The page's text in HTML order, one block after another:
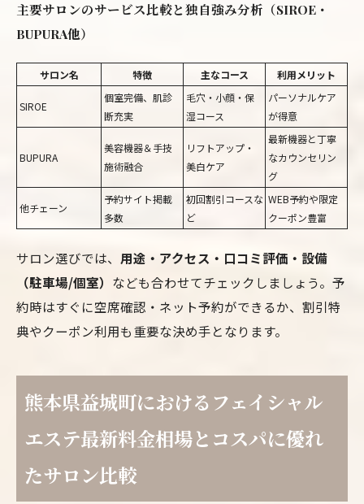
主要サロンのサービス比較と独自強み分析（SIROE・
BUPURA他）
サロン名 特徴 主なコース 利用メリット
SIROE
個室完備、肌診
断充実
毛穴・小顔・保
湿コース
パーソナルケア
が得意
BUPURA
美容機器＆手技
施術融合
リフトアップ・
美白ケア
最新機器と丁寧
なカウンセリン
グ
他チェーン
予約サイト掲載
多数
初回割引コースな
ど
WEB予約や限定
クーポン豊富
サロン選びでは、 用途・アクセス・口コミ評価・設備
（駐車場/個室） なども合わせてチェックしましょう。予
約時はすぐに空席確認・ネット予約ができるか、割引特
典やクーポン利用も重要な決め手となります。
熊本県益城町におけるフェイシャル
エステ最新料金相場とコスパに優れ
たサロン比較